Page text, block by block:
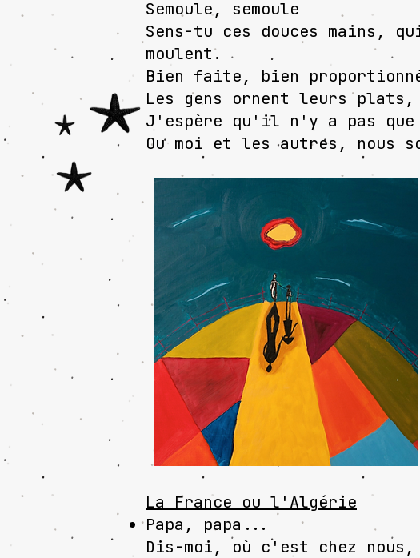
Semoule, semoule
Sens-tu ces douces
moulent.
Bien faite, bien
Les gens ornent leurs
J'espère qu'il n'y a pas que
Ou moi et les autres, nous
La France ou l'Algérie
Papa, papa...
Dis-moi, où c'est chez